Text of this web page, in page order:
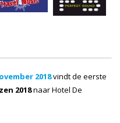
2018vindt de eerste
2018naar Hotel De